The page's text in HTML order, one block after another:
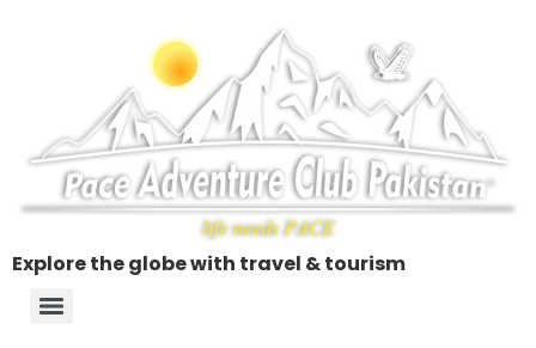
Explore the globe with travel & tourism